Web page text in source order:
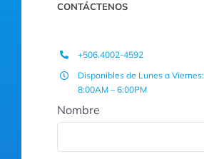
CONTÁCTENOS
+506.4002-4592
Disponibles de Lunes a Viernes:
8:00AM – 6:00PM
Nombre